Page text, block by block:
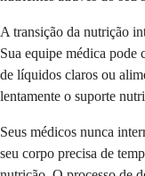
A transição da nutrição
Sua equipe médica pode
de líquidos claros ou
lentamente o suporte
Seus médicos nunca
seu corpo precisa de